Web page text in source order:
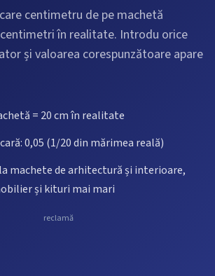
centimetru de pe machetă
în realitate. Introdu orice
și valoarea corespunzătoare apare
= 20 cm în realitate
0,05 (1/20 din mărimea reală)
machete de arhitectură și interioare,
și kituri mai mari
reclamă